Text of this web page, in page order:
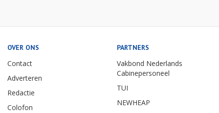
OVER ONS
Contact
Adverteren
Redactie
Colofon
PARTNERS
Vakbond Nederlands
Cabinepersoneel
TUI
NEWHEAP